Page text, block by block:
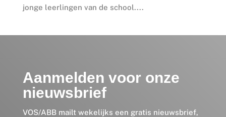
jonge leerlingen van de school....
Aanmelden voor onze
nieuwsbrief
VOS/ABB mailt wekelijks een gratis nieuwsbrief,